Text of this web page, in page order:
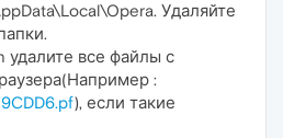
Удаляйте
удалите все файлы с
:
), если такие